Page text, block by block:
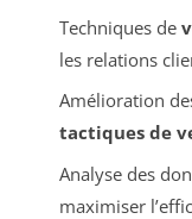
Techniques de
les relations
Amélioration
tactiques de
Analyse des
maximiser